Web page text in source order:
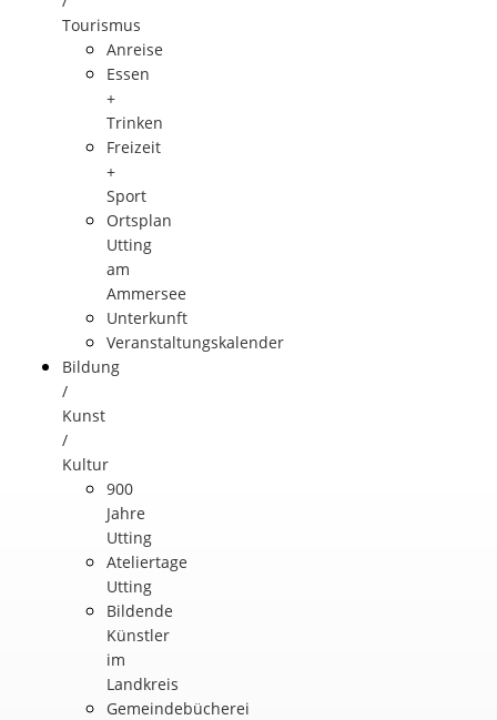
Tourismus
Anreise
Essen
+
Trinken
Freizeit
+
Sport
Ortsplan
Utting
am
Ammersee
Unterkunft
Veranstaltungskalender
Bildung
/
Kunst
/
Kultur
900
Jahre
Utting
Ateliertage
Utting
Bildende
Künstler
im
Landkreis
Gemeindebücherei